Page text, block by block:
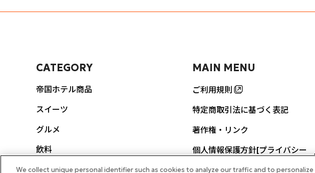
CATEGORY
帝国ホテル商品
スイーツ
グルメ
飲料
生活雑貨
MAIN MENU
ご利用規則
特定商取引法に基づく表記
著作権・リンク
個人情報保護方針[プライバシー
We collect unique personal identifier such as cookies to analyze our traffic and to personalize